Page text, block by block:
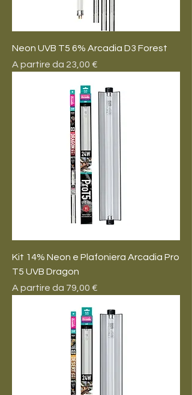
Neon UVB T5 6% Arcadia D3 Forest
A partire da 23,00 €
Prezzo scontato
Kit 14% Neon e Plafoniera Arcadia Pro
T5 UVB Dragon
A partire da 79,00 €
Prezzo scontato